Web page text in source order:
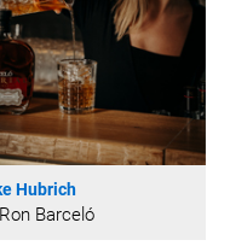
Hubrich
Barceló